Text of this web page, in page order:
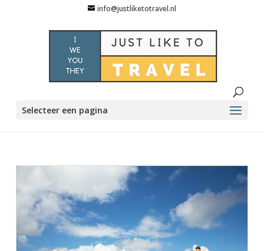
info@justliketotravel.nl
Selecteer een pagina